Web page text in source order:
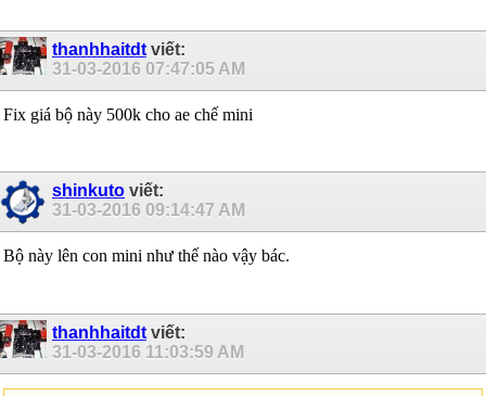
thanhhaitdt viết:
31-03-2016 07:47:05 AM
Fix giá bộ này 500k cho ae chế mini
shinkuto viết:
31-03-2016 09:14:47 AM
Bộ này lên con mini như thế nào vậy bác.
thanhhaitdt viết:
31-03-2016 11:03:59 AM